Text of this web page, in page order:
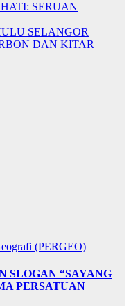
SERUAN
SELANGOR
DAN KITAR
(PERGEO)
SLOGAN “SAYANG
PERSATUAN